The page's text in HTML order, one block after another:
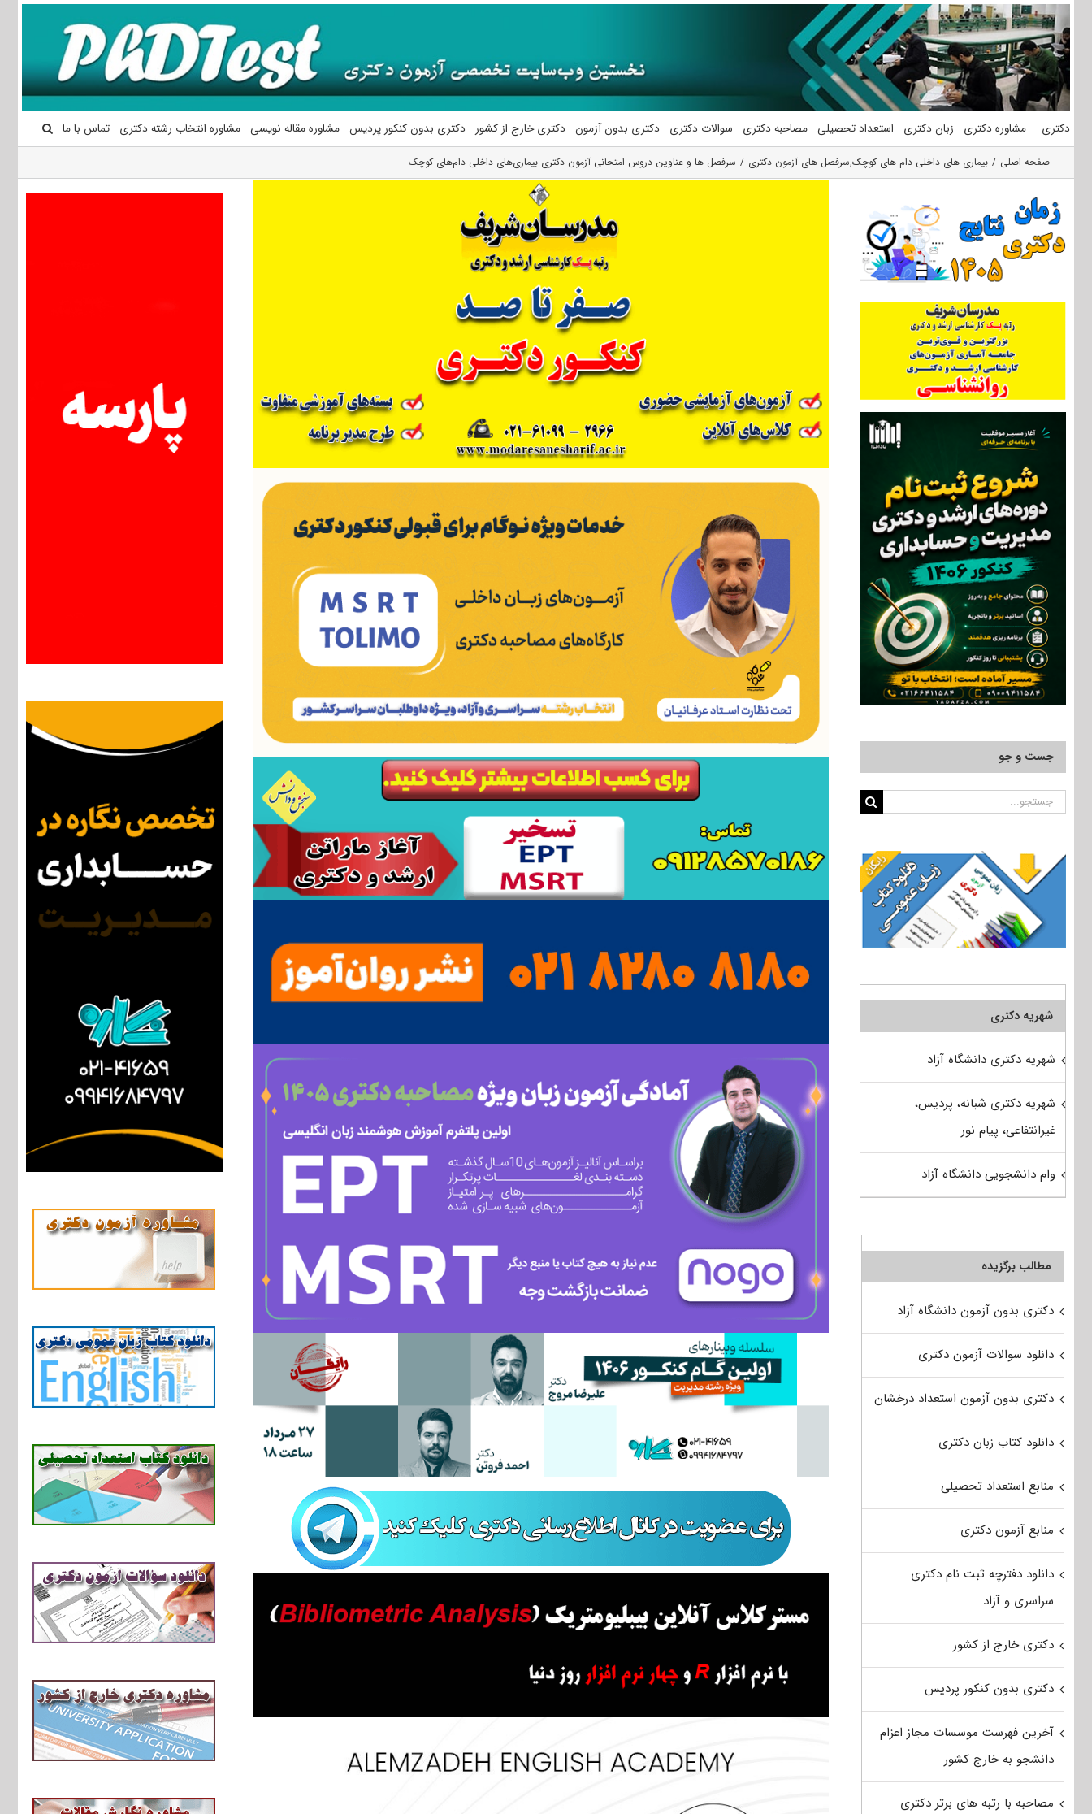
محتوا
دکتری مشاوره دکتری زبان دکتری استعداد تحصیلی مصاحبه دکتری سوالات دکتری دکتری بدون آزمون دکتری خارج از کشور دکتری بدون کنکور پردیس مشاوره مقاله نویسی مشاوره انتخاب رشته دکتری تماس با ما
صفحه اصلی بیماری های داخلی دام های کوچک,سرفصل های آزمون دکتری سرفصل ها و عناوین دروس امتحانی آزمون دکتری بیماری‌های داخلی دام‌های کوچک
جست و جو
جستجو
شهریه دکتری
شهریه دکتری دانشگاه آزاد
شهریه دکتری شبانه، پردیس،
غیرانتفاعی، پیام نور
وام دانشجویی دانشگاه آزاد
مطالب برگزیده
دکتری بدون آزمون دانشگاه آزاد
دانلود سوالات آزمون دکتری
دکتری بدون آزمون استعداد درخشان
دانلود کتاب زبان دکتری
منابع استعداد تحصیلی
منابع آزمون دکتری
دانلود دفترچه ثبت نام دکتری
سراسری و آزاد
دکتری خارج از کشور
دکتری بدون کنکور پردیس
آخرین فهرست موسسات مجاز اعزام
دانشجو به خارج کشور
مصاحبه با رتبه های برتر دکتری